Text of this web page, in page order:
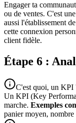
Engager ta
ou de ventes. C'est
aussi l'établissement
cette connexion
client fidèle.
Étape 6 :
C'est quoi, un KPI
Un KPI (Key
marche. Exemples
panier moyen, nombre